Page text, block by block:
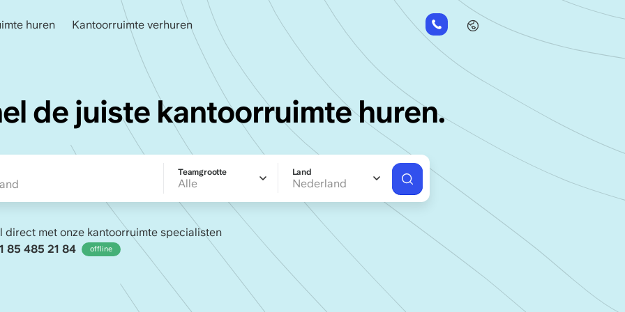
huren Kantoorruimte verhuren
+31
85
485
de juiste kantoorruimte huren.
Teamgrootte
Alle
Land
Nederland
direct met onze kantoorruimte specialisten
85 485 21 84
offline